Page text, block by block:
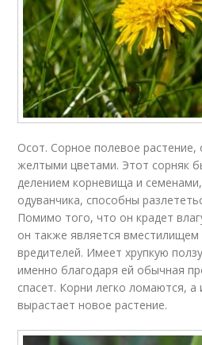
Осот. Сорное полевое растение,
желтыми цветами. Этот сорняк
делением корневища и
одуванчика, способны
Помимо того, что он крадет
он также является
вредителей. Имеет хрупкую
именно благодаря ей обычная
спасет. Корни легко ломаются, а
вырастает новое растение.